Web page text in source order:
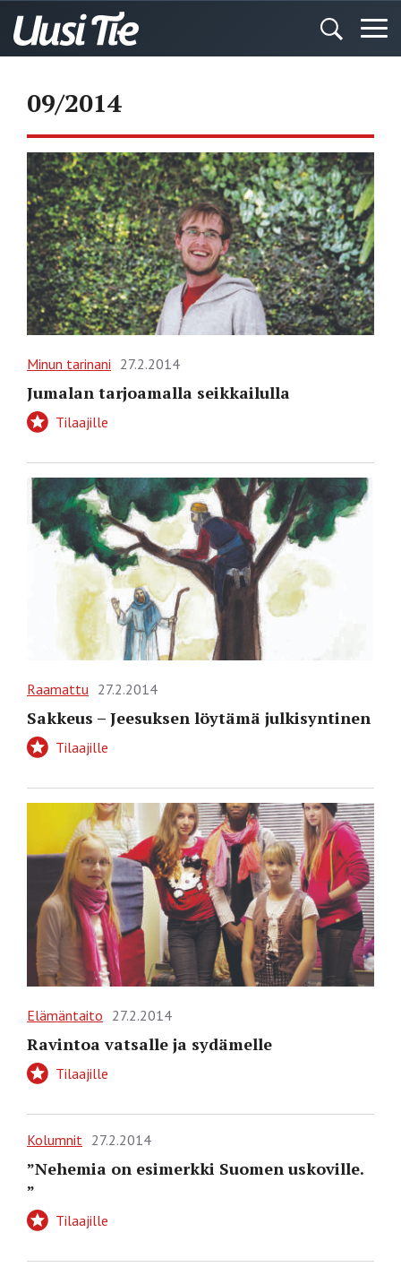
09/2014
Minun tarinani 27.2.2014
Jumalan tarjoamalla seikkailulla
Tilaajille
Raamattu 27.2.2014
Sakkeus – Jeesuksen löytämä julkisyntinen
Tilaajille
Elämäntaito 27.2.2014
Ravintoa vatsalle ja sydämelle
Tilaajille
Kolumnit 27.2.2014
”Nehemia on esimerkki Suomen uskoville.
”
Tilaajille